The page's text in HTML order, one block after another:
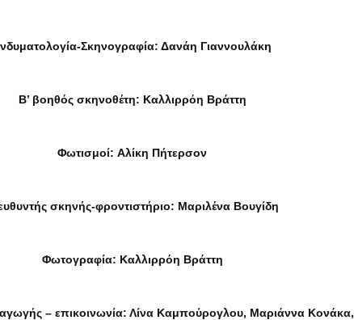
Σκηνογραφία: Δανάη Γιαννουλάκη
Β’ βοηθός σκηνοθέτη: Καλλιρρόη Βράττη
Φωτισμοί: Aλίκη Πήτερσον
σκηνής-φροντιστήριο: Μαριλένα Βουγίδη
Φωτογραφία: Καλλιρρόη Βράττη
– επικοινωνία: Λίνα Καμπούρογλου, Μαριάννα Κονάκα,